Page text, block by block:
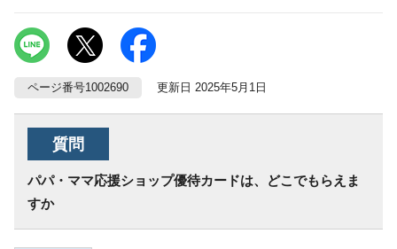
ページ番号1002690 更新日 2025年5月1日
質問
パパ・ママ応援ショップ優待カードは、どこでもらえま
すか